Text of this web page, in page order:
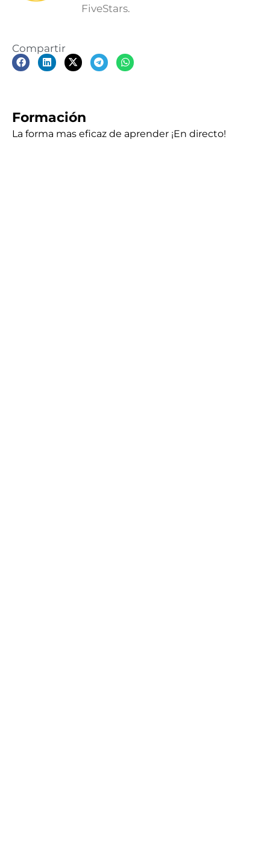
FiveStars.
Compartir
Formación
La forma mas eficaz de aprender ¡En directo!